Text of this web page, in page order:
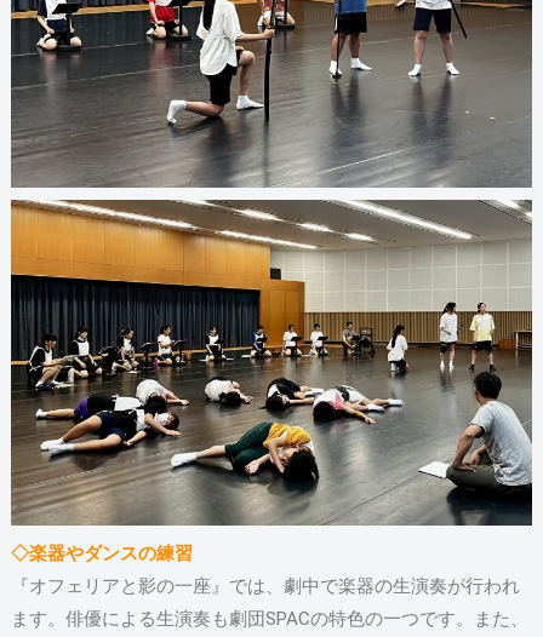
◇楽器やダンスの練習
『オフェリアと影の一座』では、劇中で楽器の生演奏が行われ
ます。俳優による生演奏も劇団SPACの特色の一つです。また、